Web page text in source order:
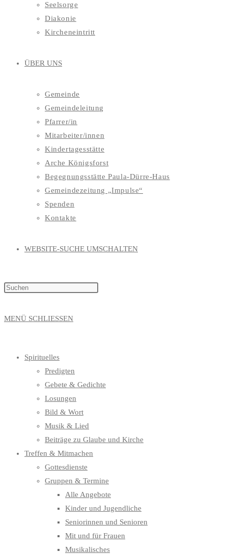
Seelsorge
Diakonie
Kircheneintritt
ÜBER UNS
Gemeinde
Gemeindeleitung
Pfarrer/in
Mitarbeiter/innen
Kindertagesstätte
Arche Königsforst
Begegnungsstätte Paula-Dürre-Haus
Gemeindezeitung „Impulse“
Spenden
Kontakte
WEBSITE-SUCHE UMSCHALTEN
MENÜ SCHLIESSEN
Spirituelles
Predigten
Gebete & Gedichte
Losungen
Bild & Wort
Musik & Lied
Beiträge zu Glaube und Kirche
Treffen & Mitmachen
Gottesdienste
Gruppen & Termine
Alle Angebote
Kinder und Jugendliche
Seniorinnen und Senioren
Mit und für Frauen
Musikalisches